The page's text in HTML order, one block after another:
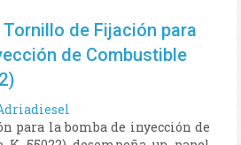
de Fijación para
de Combustible
para la bomba de inyección de